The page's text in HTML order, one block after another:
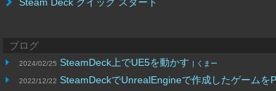
ブログ
2024/02/25 SteamDeck上でUE5を動かす | くまー
2022/12/22 SteamDeckでUnrealEngineで作成したゲームを